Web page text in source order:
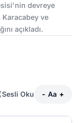
devreye
Karacabey ve
açıkladı.
Sesli Oku - Aa +